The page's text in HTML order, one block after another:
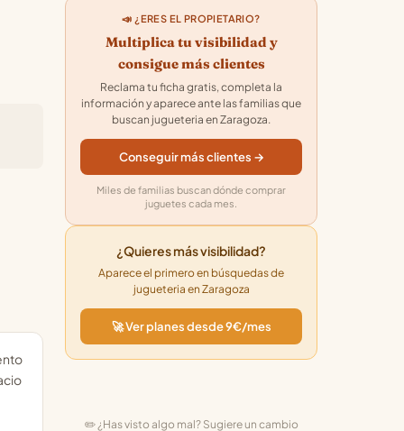
📣 ¿ERES EL PROPIETARIO?
Multiplica tu visibilidad y
consigue más clientes
Reclama tu ficha gratis, completa la
información y aparece ante las familias que
buscan jugueteria en Zaragoza.
Conseguir más clientes →
Miles de familias buscan dónde comprar
juguetes cada mes.
¿Quieres más visibilidad?
Aparece el primero en búsquedas de
jugueteria en Zaragoza
🚀 Ver planes desde 9€/mes
✏️ ¿Has visto algo mal? Sugiere un cambio